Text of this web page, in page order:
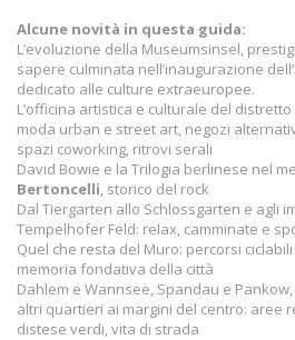
Alcune novità in questa guida:
L’evoluzione della Museumsinsel,
sapere culminata nell’inaugurazione
dedicato alle culture extraeuropee.
L’officina artistica e culturale del
moda urban e street art, negozi
spazi coworking, ritrovi serali
David Bowie e la Trilogia berlinese nel
Bertoncelli, storico del rock
Dal Tiergarten allo Schlossgarten e agli
Tempelhofer Feld: relax, camminate e
Quel che resta del Muro: percorsi
memoria fondativa della città
Dahlem e Wannsee, Spandau e
altri quartieri ai margini del centro: aree
distese verdi, vita di strada